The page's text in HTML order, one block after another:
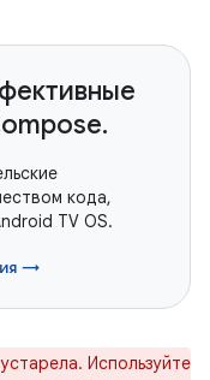
кода,
TV OS.
→
Используйте